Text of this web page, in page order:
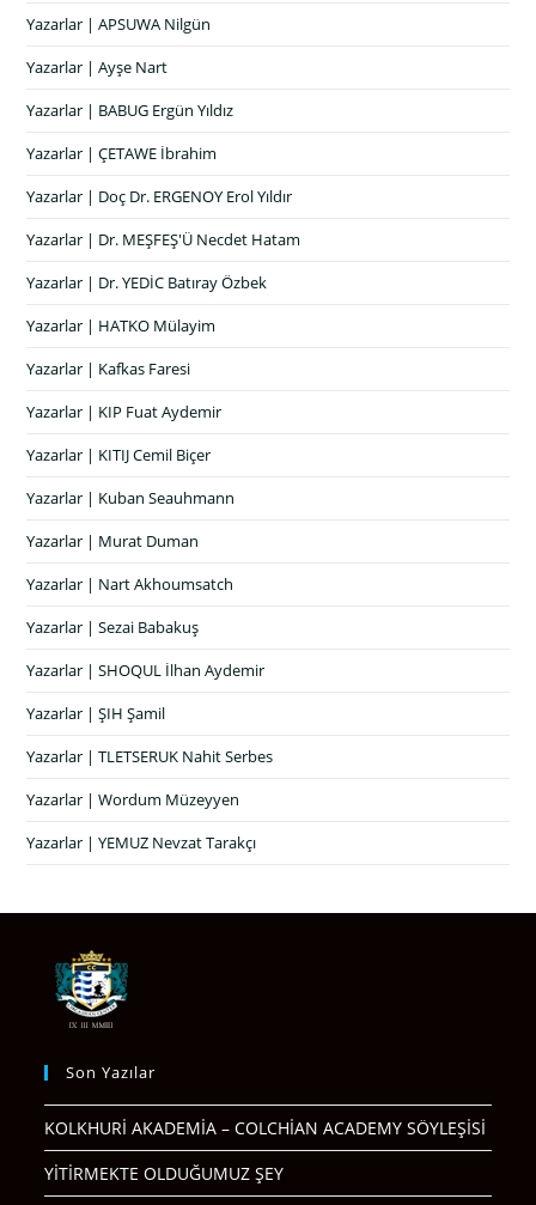
Yazarlar | APSUWA Nilgün
Yazarlar | Ayşe Nart
Yazarlar | BABUG Ergün Yıldız
Yazarlar | ÇETAWE İbrahim
Yazarlar | Doç Dr. ERGENOY Erol Yıldır
Yazarlar | Dr. MEŞFEŞ'Ü Necdet Hatam
Yazarlar | Dr. YEDİC Batıray Özbek
Yazarlar | HATKO Mülayim
Yazarlar | Kafkas Faresi
Yazarlar | KIP Fuat Aydemir
Yazarlar | KITIJ Cemil Biçer
Yazarlar | Kuban Seauhmann
Yazarlar | Murat Duman
Yazarlar | Nart Akhoumsatch
Yazarlar | Sezai Babakuş
Yazarlar | SHOQUL İlhan Aydemir
Yazarlar | ŞIH Şamil
Yazarlar | TLETSERUK Nahit Serbes
Yazarlar | Wordum Müzeyyen
Yazarlar | YEMUZ Nevzat Tarakçı
Son Yazılar
KOLKHURİ AKADEMİA – COLCHİAN ACADEMY SÖYLEŞİSİ
YİTİRMEKTE OLDUĞUMUZ ŞEY